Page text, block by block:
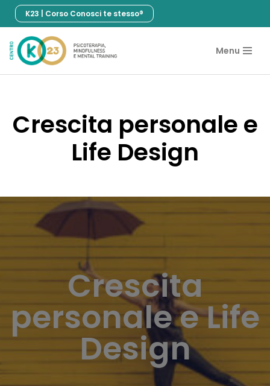
al
contenuto
K23 | Corso Conosci te stesso®
Menu
Crescita personale e
Life Design
Crescita
personale e Life
Design